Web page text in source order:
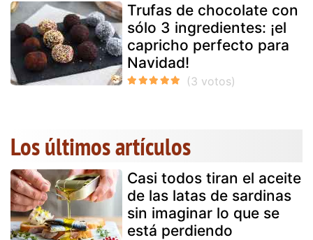
Trufas de chocolate con
sólo 3 ingredientes: ¡el
capricho perfecto para
Navidad!
Los últimos artículos
Casi todos tiran el aceite
de las latas de sardinas
sin imaginar lo que se
está perdiendo